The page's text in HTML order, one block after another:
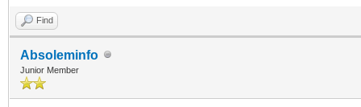
Find
Absoleminfo
Junior Member